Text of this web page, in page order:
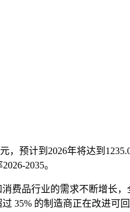
，预计到2026年将达到
2035。
费品行业的需求不断增长
35% 的制造商正在改进